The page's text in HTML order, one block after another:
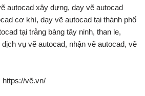
autocad xây dựng, dạy vẽ autocad
cơ khí, dạy vẽ autocad tại thành phố
tại trảng bàng tây ninh, than le,
vụ vẽ autocad, nhận vẽ autocad, vẽ
https://vẽ.vn/